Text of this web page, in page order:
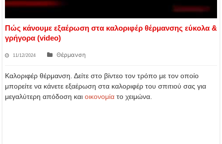
Πώς κάνουμε εξαέρωση στα καλοριφέρ θέρμανσης εύκολα &
γρήγορα (video)
11/12/2024 Θέρμανση
Καλοριφέρ θέρμανση. Δείτε στο βίντεο τον τρόπο με τον οποίο
μπορείτε να κάνετε εξαέρωση στα καλοριφέρ του σπιτιού σας για
μεγαλύτερη απόδοση και οικονομία το χειμώνα.